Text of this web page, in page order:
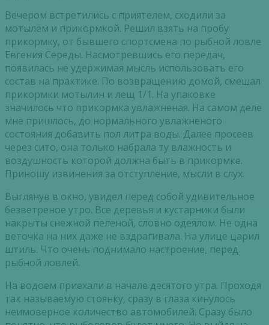
Вечером встретились с приятелем, сходили за
мотылём и прикормкой. Решил взять на пробу
прикормку, от бывшего спортсмена по рыбной ловле
Евгения Середы. Насмотревшись его передач,
появилась не удержимая мысль использовать его
состав на практике. По возвращению домой, смешал
прикормки мотылин и лещ 1/1. На упаковке
значилось что прикормка увлажненая. На самом деле
мне пришлось, до нормального увлажненого
состояния добавить пол литра воды. Далее просеев
через сито, она только набрала ту влажность и
воздушность которой должна быть в прикормке.
Приношу извинения за отступление, мысли в слух.
Выглянув в окно, увидел перед собой удивительное
безветреное утро. Все деревья и кустарники были
накрыты снежной пеленой, словно одеялом. Не одна
веточка на них даже не вздрагивала. На улице царил
штиль. Что очень поднимало настроение, перед
рыбной ловлей.
На водоем приехали в начале десятого утра. Проходя
так называемую стоянку, сразу в глаза кинулось
неимоверное количество автомобилей. Сразу было